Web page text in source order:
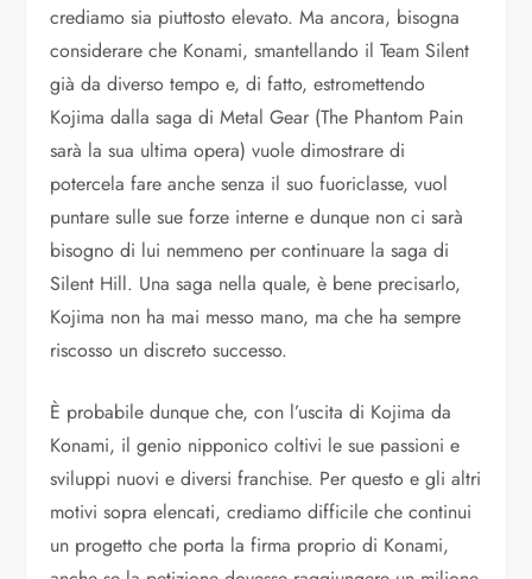
crediamo sia piuttosto elevato. Ma ancora, bisogna
considerare che Konami, smantellando il Team Silent
già da diverso tempo e, di fatto, estromettendo
Kojima dalla saga di Metal Gear (The Phantom Pain
sarà la sua ultima opera) vuole dimostrare di
potercela fare anche senza il suo fuoriclasse, vuol
puntare sulle sue forze interne e dunque non ci sarà
bisogno di lui nemmeno per continuare la saga di
Silent Hill. Una saga nella quale, è bene precisarlo,
Kojima non ha mai messo mano, ma che ha sempre
riscosso un discreto successo.
È probabile dunque che, con l’uscita di Kojima da
Konami, il genio nipponico coltivi le sue passioni e
sviluppi nuovi e diversi franchise. Per questo e gli altri
motivi sopra elencati, crediamo difficile che continui
un progetto che porta la firma proprio di Konami,